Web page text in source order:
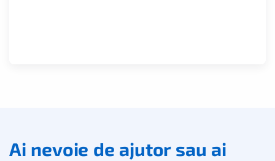
Ai nevoie de ajutor sau ai